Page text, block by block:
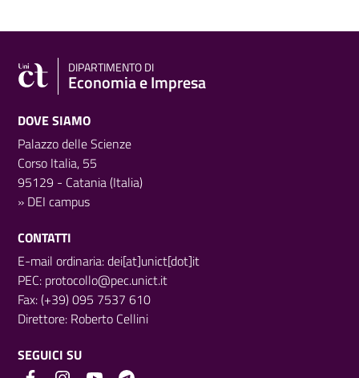
DIPARTIMENTO DI
Economia e Impresa
DOVE SIAMO
Palazzo delle Scienze
Corso Italia, 55
95129 - Catania (Italia)
» DEI campus
CONTATTI
E-mail ordinaria: dei[at]unict[dot]it
PEC: protocollo@pec.unict.it
Fax: (+39) 095 7537 610
Direttore: Roberto Cellini
SEGUICI SU